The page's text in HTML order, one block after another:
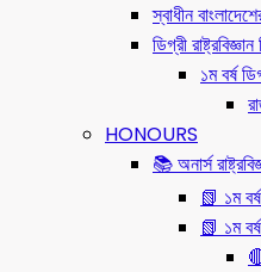
স্বাধীন
ডিগ্রী
১ম বর্ষ
HONOURS
📚 অনার্স
📗 ১ম
📗 ১ম